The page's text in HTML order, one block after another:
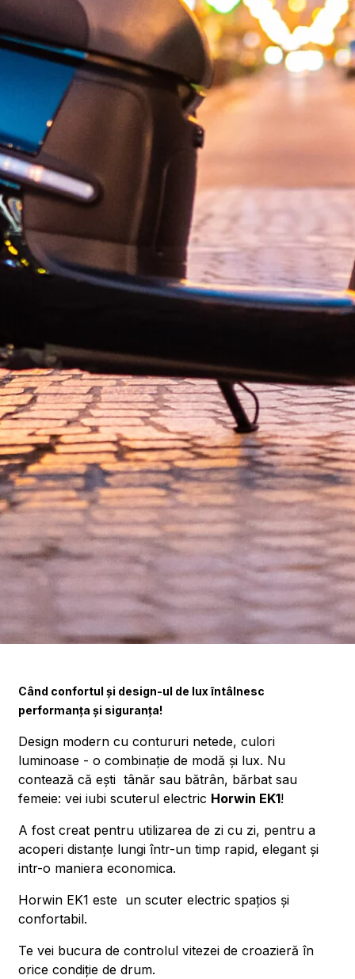
Când confortul şi design-ul de lux întâlnesc
performanţa şi siguranța!
Design modern cu contururi netede, culori
luminoase - o combinație de modă și lux. Nu
contează că eşti tânăr sau bătrân, bărbat sau
femeie: vei iubi scuterul electric Horwin EK1!
A fost creat pentru utilizarea de zi cu zi, pentru a
acoperi distanţe lungi într-un timp rapid, elegant și
intr-o maniera economica.
Horwin EK1 este un scuter electric spațios și
confortabil.
Te vei bucura de controlul vitezei de croazieră în
orice condiție de drum.